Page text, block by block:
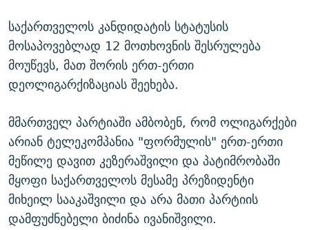
საქართველოს კანდიდატის სტატუსის
მოსაპოვებლად 12 მოთხოვნის შესრულება
მოუწევს, მათ შორის ერთ-ერთი
დეოლიგარქიზაციას შეეხება.
მმართველ პარტიაში ამბობენ, რომ ოლიგარქები
არიან ტელეკომპანია "ფორმულის" ერთ-ერთი
მეწილე დავით კეზერაშვილი და პატიმრობაში
მყოფი საქართველოს მესამე პრეზიდენტი
მიხეილ სააკაშვილი და არა მათი პარტიის
დამფუძნებელი ბიძინა ივანიშვილი.